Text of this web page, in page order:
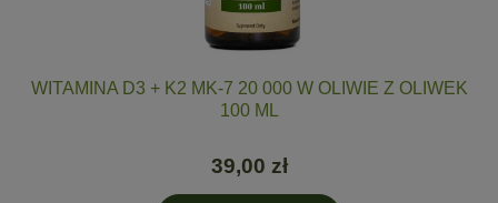
WITAMINA D3 + K2 MK-7 20 000 W OLIWIE Z OLIWEK
100 ML
39,00 zł